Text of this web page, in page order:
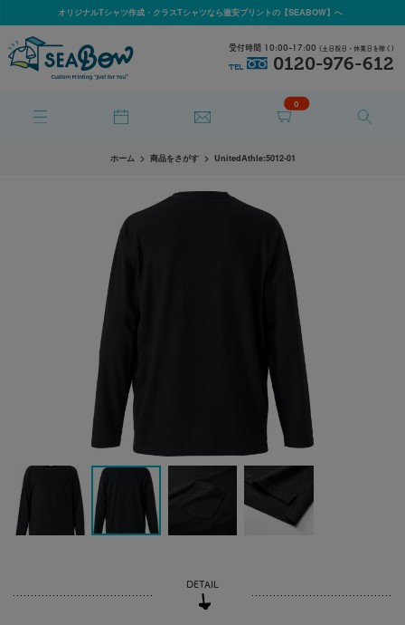
オリジナルTシャツ作成・クラスTシャツなら激安プリントの【SEABOW】へ
0
受付時間 10:00-17:00 (土日祝日・休業日を除く)
TEL 0120-976-612
ホーム 商品をさがす UnitedAthle:5012-01